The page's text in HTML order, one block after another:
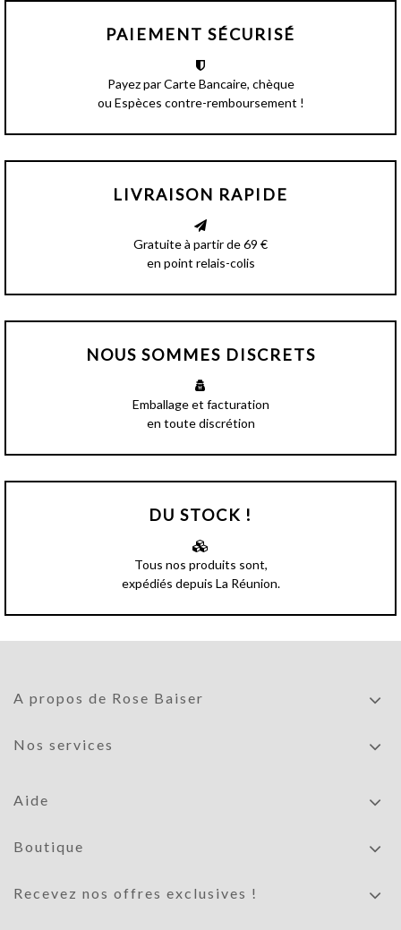
PAIEMENT SÉCURISÉ
Payez par Carte Bancaire, chèque
ou Espèces contre-remboursement !
LIVRAISON RAPIDE
Gratuite à partir de 69 €
en point relais-colis
NOUS SOMMES DISCRETS
Emballage et facturation
en toute discrétion
DU STOCK !
Tous nos produits sont,
expédiés depuis La Réunion.
A propos de Rose Baiser
Nos services
Aide
Boutique
Recevez nos offres exclusives !